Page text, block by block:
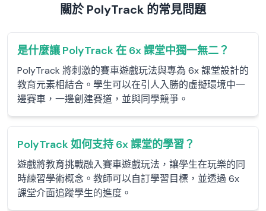
關於 PolyTrack 的常見問題
是什麼讓 PolyTrack 在 6x 課堂中獨一無二？
PolyTrack 將刺激的賽車遊戲玩法與專為 6x 課堂設計的
教育元素相結合。學生可以在引人入勝的虛擬環境中一
邊賽車，一邊創建賽道，並與同學競爭。
PolyTrack 如何支持 6x 課堂的學習？
遊戲將教育挑戰融入賽車遊戲玩法，讓學生在玩樂的同
時練習學術概念。教師可以自訂學習目標，並透過 6x
課堂介面追蹤學生的進度。